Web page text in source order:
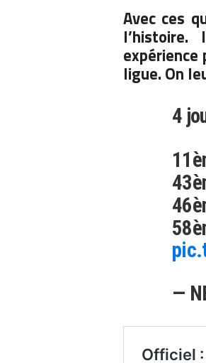
Avec ces
ligue. On
4
—